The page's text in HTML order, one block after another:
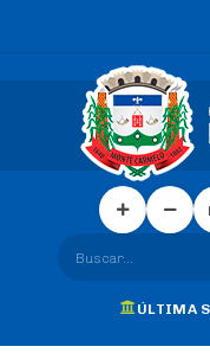
Buscar...
ÚLTIMA